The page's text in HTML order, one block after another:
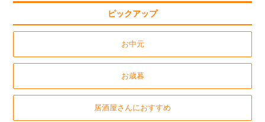
ピックアップ
お中元
お歳暮
居酒屋さんにおすすめ